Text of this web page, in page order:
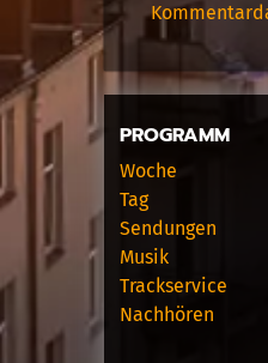
PROGRAMM
Woche
Tag
Sendungen
Musik
Trackservice
Nachhören